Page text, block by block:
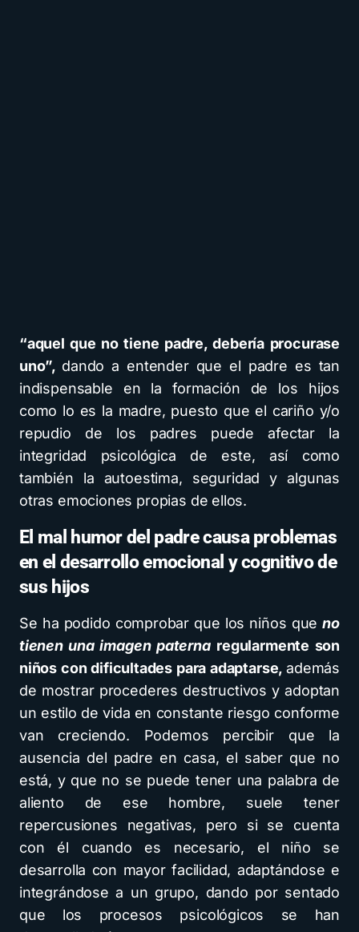
“aquel que no tiene padre, debería procurase
uno”, dando a entender que el padre es tan
indispensable en la formación de los hijos
como lo es la madre, puesto que el cariño y/o
repudio de los padres puede afectar la
integridad psicológica de este, así como
también la autoestima, seguridad y algunas
otras emociones propias de ellos.
El mal humor del padre causa problemas
en el desarrollo emocional y cognitivo de
sus hijos
Se ha podido comprobar que los niños queno
tienen una imagen paterna regularmente son
niños con dificultades para adaptarse,además
de mostrar procederes destructivos y adoptan
un estilo de vida en constante riesgo conforme
van creciendo. Podemos percibir que la
ausencia del padre en casa, el saber que no
está, y que no se puede tener una palabra de
aliento de ese hombre, suele tener
repercusiones negativas, pero si se cuenta
con él cuando es necesario, el niño se
desarrolla con mayor facilidad, adaptándose e
integrándose a un grupo, dando por sentado
que los procesos psicológicos se han